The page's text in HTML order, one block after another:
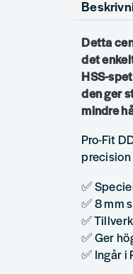
Detta
det
HSS-
den ger
mindre
Pro-Fit
✅
✅ 8 mm
✅
✅ Ger
✅ Ingår i